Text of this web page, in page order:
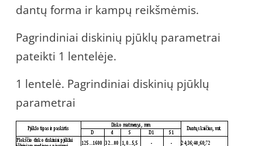
dantų forma ir kampų reikšmėmis.
Pagrindiniai diskinių pjūklų parametrai
pateikti 1 lentelėje.
1 lentelė. Pagrindiniai diskinių pjūklų
parametrai